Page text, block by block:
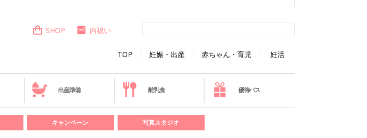
TOP 妊娠・出産 赤ちゃん・育児 妊活
SHOP 内祝い
出産準備 離乳食 優待パス
キャンペーン 写真スタジオ